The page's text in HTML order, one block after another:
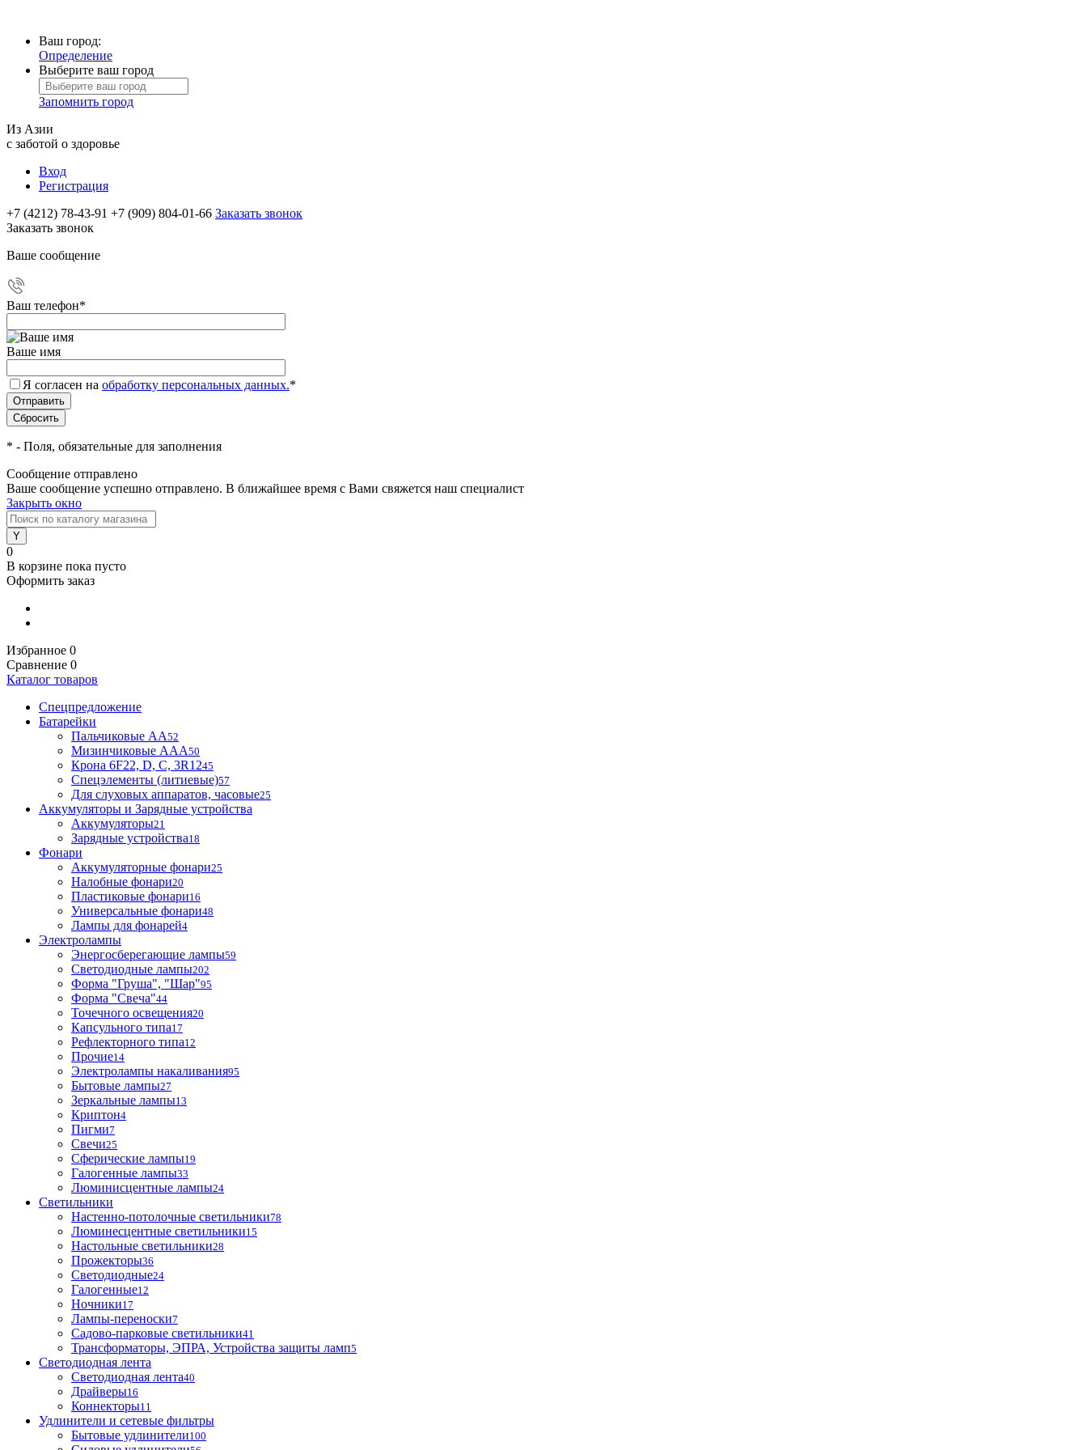
Ваш город:
Определение
Выберите ваш город
Запомнить город
Из Азии
с заботой о здоровье
Вход
Регистрация
+7 (4212) 78-43-91 +7 (909) 804-01-66 Заказать звонок
Заказать звонок
Ваше сообщение
Ваш телефон*
Ваше имя
Я согласен на обработку персональных данных.*
* - Поля, обязательные для заполнения
Сообщение отправлено
Ваше сообщение успешно отправлено. В ближайшее время с Вами свяжется наш специалист
Закрыть окно
0
В корзине пока пусто
Оформить заказ
Избранное 0
Сравнение 0
Каталог товаров
Спецпредложение
Батарейки
Пальчиковые АА52
Мизинчиковые ААА50
Крона 6F22, D, C, 3R1245
Спецэлементы (литиевые)57
Для слуховых аппаратов, часовые25
Аккумуляторы и Зарядные устройства
Аккумуляторы21
Зарядные устройства18
Фонари
Аккумуляторные фонари25
Налобные фонари20
Пластиковые фонари16
Универсальные фонари48
Лампы для фонарей4
Электролампы
Энергосберегающие лампы59
Светодиодные лампы202
Форма "Груша", "Шар"95
Форма "Свеча"44
Точечного освещения20
Капсульного типа17
Рефлекторного типа12
Прочие14
Электролампы накаливания95
Бытовые лампы27
Зеркальные лампы13
Криптон4
Пигми7
Свечи25
Сферические лампы19
Галогенные лампы33
Люминисцентные лампы24
Светильники
Настенно-потолочные светильники78
Люминесцентные светильники15
Настольные светильники28
Прожекторы36
Светодиодные24
Галогенные12
Ночники17
Лампы-переноски7
Садово-парковые светильники41
Трансформаторы, ЭПРА, Устройства защиты ламп5
Светодиодная лента
Светодиодная лента40
Драйверы16
Коннекторы11
Удлинители и сетевые фильтры
Бытовые удлинители100